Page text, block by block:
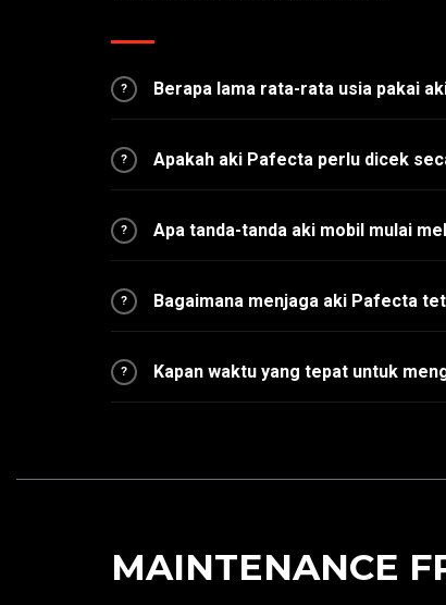
? Berapa lama rata-rata usia pakai
? Apakah aki Pafecta perlu dicek
? Apa tanda-tanda aki mobil mulai
? Bagaimana menjaga aki Pafecta
? Kapan waktu yang tepat untuk
MAINTENANCE